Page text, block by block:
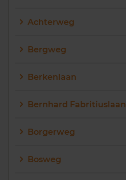
Q
R
Achterweg
Bergweg
Berkenlaan
Bernhard Fabritiuslaan
Borgerweg
Bosweg